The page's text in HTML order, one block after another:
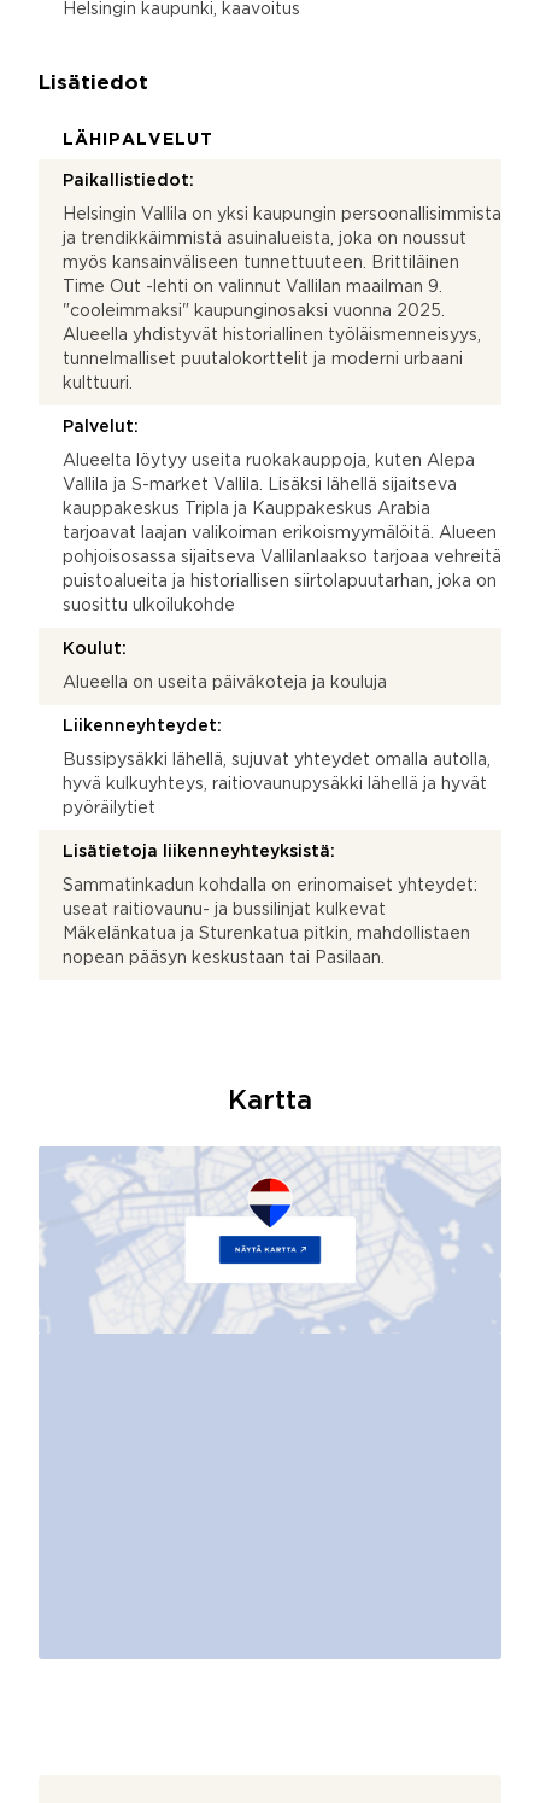
Helsingin kaupunki, kaavoitus
Lisätiedot
LÄHIPALVELUT
Paikallistiedot:
Helsingin Vallila on yksi kaupungin persoonallisimmista
ja trendikkäimmistä asuinalueista, joka on noussut
myös kansainväliseen tunnettuuteen. Brittiläinen
Time Out -lehti on valinnut Vallilan maailman 9.
"cooleimmaksi" kaupunginosaksi vuonna 2025.
Alueella yhdistyvät historiallinen työläismenneisyys,
tunnelmalliset puutalokorttelit ja moderni urbaani
kulttuuri.
Palvelut:
Alueelta löytyy useita ruokakauppoja, kuten Alepa
Vallila ja S-market Vallila. Lisäksi lähellä sijaitseva
kauppakeskus Tripla ja Kauppakeskus Arabia
tarjoavat laajan valikoiman erikoismyymälöitä. Alueen
pohjoisosassa sijaitseva Vallilanlaakso tarjoaa vehreitä
puistoalueita ja historiallisen siirtolapuutarhan, joka on
suosittu ulkoilukohde
Koulut:
Alueella on useita päiväkoteja ja kouluja
Liikenneyhteydet:
Bussipysäkki lähellä, sujuvat yhteydet omalla autolla,
hyvä kulkuyhteys, raitiovaunupysäkki lähellä ja hyvät
pyöräilytiet
Lisätietoja liikenneyhteyksistä:
Sammatinkadun kohdalla on erinomaiset yhteydet:
useat raitiovaunu- ja bussilinjat kulkevat
Mäkelänkatua ja Sturenkatua pitkin, mahdollistaen
nopean pääsyn keskustaan tai Pasilaan.
Kartta